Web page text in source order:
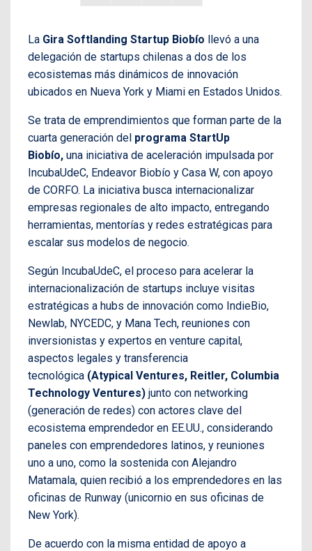
La Gira Softlanding Startup Biobío llevó a una
delegación de startups chilenas a dos de los
ecosistemas más dinámicos de innovación
ubicados en Nueva York y Miami en Estados Unidos.
Se trata de emprendimientos que forman parte de la
cuarta generación del programa StartUp
Biobío, una iniciativa de aceleración impulsada por
IncubaUdeC, Endeavor Biobío y Casa W, con apoyo
de CORFO. La iniciativa busca internacionalizar
empresas regionales de alto impacto, entregando
herramientas, mentorías y redes estratégicas para
escalar sus modelos de negocio.
Según IncubaUdeC, el proceso para acelerar la
internacionalización de startups incluye visitas
estratégicas a hubs de innovación como IndieBio,
Newlab, NYCEDC, y Mana Tech, reuniones con
inversionistas y expertos en venture capital,
aspectos legales y transferencia
tecnológica (Atypical Ventures, Reitler, Columbia
Technology Ventures) junto con networking
(generación de redes) con actores clave del
ecosistema emprendedor en EE.UU., considerando
paneles con emprendedores latinos, y reuniones
uno a uno, como la sostenida con Alejandro
Matamala, quien recibió a los emprendedores en las
oficinas de Runway (unicornio en sus oficinas de
New York).
De acuerdo con la misma entidad de apoyo a